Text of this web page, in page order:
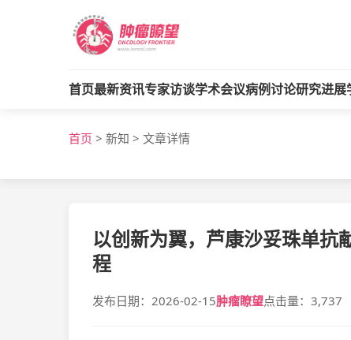
首页最新资讯专家访谈学术会议病例讨论研究进展
首页 > 新知 > 文章详情
以创新为翼，芦康沙妥珠单抗
程
发布日期：2026-02-15肿瘤瞭望点击量：3,737